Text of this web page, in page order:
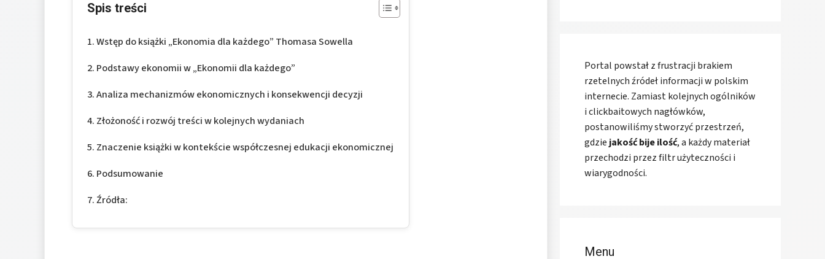
Spis treści
Wstęp do książki „Ekonomia dla każdego” Thomasa Sowella
Podstawy ekonomii w „Ekonomii dla każdego”
Analiza mechanizmów ekonomicznych i konsekwencji decyzji
Złożoność i rozwój treści w kolejnych wydaniach
Znaczenie książki w kontekście współczesnej edukacji ekonomicznej
Podsumowanie
Źródła:
Portal powstał z frustracji brakiem
rzetelnych źródeł informacji w polskim
internecie. Zamiast kolejnych ogólników
i clickbaitowych nagłówków,
postanowiliśmy stworzyć przestrzeń,
gdzie jakość bije ilość, a każdy materiał
przechodzi przez filtr użyteczności i
wiarygodności.
Menu